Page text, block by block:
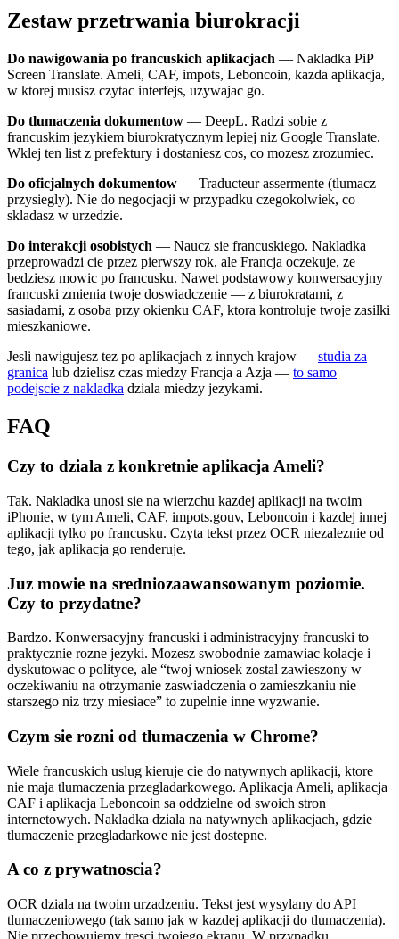
Zestaw przetrwania biurokracji
Do nawigowania po francuskich aplikacjach — Nakladka PiP
Screen Translate. Ameli, CAF, impots, Leboncoin, kazda aplikacja,
w ktorej musisz czytac interfejs, uzywajac go.
Do tlumaczenia dokumentow — DeepL. Radzi sobie z
francuskim jezykiem biurokratycznym lepiej niz Google Translate.
Wklej ten list z prefektury i dostaniesz cos, co mozesz zrozumiec.
Do oficjalnych dokumentow — Traducteur assermente (tlumacz
przysiegly). Nie do negocjacji w przypadku czegokolwiek, co
skladasz w urzedzie.
Do interakcji osobistych — Naucz sie francuskiego. Nakladka
przeprowadzi cie przez pierwszy rok, ale Francja oczekuje, ze
bedziesz mowic po francusku. Nawet podstawowy konwersacyjny
francuski zmienia twoje doswiadczenie — z biurokratami, z
sasiadami, z osoba przy okienku CAF, ktora kontroluje twoje zasilki
mieszkaniowe.
Jesli nawigujesz tez po aplikacjach z innych krajow — studia za
granica lub dzielisz czas miedzy Francja a Azja — to samo
podejscie z nakladka dziala miedzy jezykami.
FAQ
Czy to dziala z konkretnie aplikacja Ameli?
Tak. Nakladka unosi sie na wierzchu kazdej aplikacji na twoim
iPhonie, w tym Ameli, CAF, impots.gouv, Leboncoin i kazdej innej
aplikacji tylko po francusku. Czyta tekst przez OCR niezaleznie od
tego, jak aplikacja go renderuje.
Juz mowie na sredniozaawansowanym poziomie.
Czy to przydatne?
Bardzo. Konwersacyjny francuski i administracyjny francuski to
praktycznie rozne jezyki. Mozesz swobodnie zamawiac kolacje i
dyskutowac o polityce, ale “twoj wniosek zostal zawieszony w
oczekiwaniu na otrzymanie zaswiadczenia o zamieszkaniu nie
starszego niz trzy miesiace” to zupelnie inne wyzwanie.
Czym sie rozni od tlumaczenia w Chrome?
Wiele francuskich uslug kieruje cie do natywnych aplikacji, ktore
nie maja tlumaczenia przegladarkowego. Aplikacja Ameli, aplikacja
CAF i aplikacja Leboncoin sa oddzielne od swoich stron
internetowych. Nakladka dziala na natywnych aplikacjach, gdzie
tlumaczenie przegladarkowe nie jest dostepne.
A co z prywatnoscia?
OCR dziala na twoim urzadzeniu. Tekst jest wysylany do API
tlumaczeniowego (tak samo jak w kazdej aplikacji do tlumaczenia).
Nie przechowujemy tresci twojego ekranu. W przypadku